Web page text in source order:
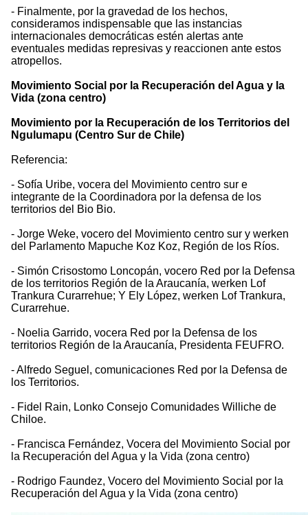
- Finalmente, por la gravedad de los hechos,
consideramos indispensable que las instancias
internacionales democráticas estén alertas ante
eventuales medidas represivas y reaccionen ante estos
atropellos.
Movimiento Social por la Recuperación del Agua y la
Vida (zona centro)
Movimiento por la Recuperación de los Territorios del
Ngulumapu (Centro Sur de Chile)
Referencia:
- Sofía Uribe, vocera del Movimiento centro sur e
integrante de la Coordinadora por la defensa de los
territorios del Bio Bio.
- Jorge Weke, vocero del Movimiento centro sur y werken
del Parlamento Mapuche Koz Koz, Región de los Ríos.
- Simón Crisostomo Loncopán, vocero Red por la Defensa
de los territorios Región de la Araucanía, werken Lof
Trankura Curarrehue; Y Ely López, werken Lof Trankura,
Curarrehue.
- Noelia Garrido, vocera Red por la Defensa de los
territorios Región de la Araucanía, Presidenta FEUFRO.
- Alfredo Seguel, comunicaciones Red por la Defensa de
los Territorios.
- Fidel Rain, Lonko Consejo Comunidades Williche de
Chiloe.
- Francisca Fernández, Vocera del Movimiento Social por
la Recuperación del Agua y la Vida (zona centro)
- Rodrigo Faundez, Vocero del Movimiento Social por la
Recuperación del Agua y la Vida (zona centro)